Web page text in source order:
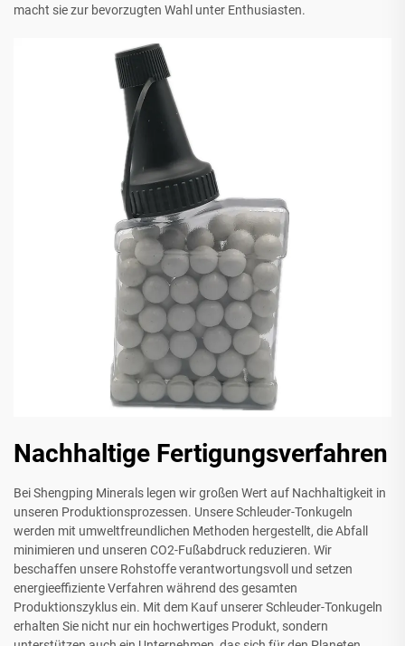
macht sie zur bevorzugten Wahl unter Enthusiasten.
Nachhaltige Fertigungsverfahren
Bei Shengping Minerals legen wir großen Wert auf Nachhaltigkeit in
unseren Produktionsprozessen. Unsere Schleuder-Tonkugeln
werden mit umweltfreundlichen Methoden hergestellt, die Abfall
minimieren und unseren CO2-Fußabdruck reduzieren. Wir
beschaffen unsere Rohstoffe verantwortungsvoll und setzen
energieeffiziente Verfahren während des gesamten
Produktionszyklus ein. Mit dem Kauf unserer Schleuder-Tonkugeln
erhalten Sie nicht nur ein hochwertiges Produkt, sondern